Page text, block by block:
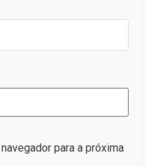
para a próxima